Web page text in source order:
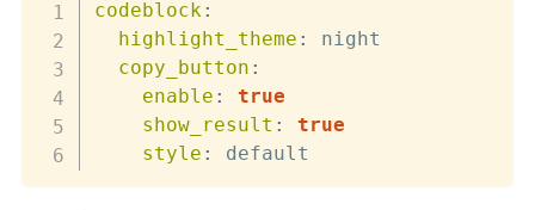
codeblock:
highlight_theme :
night
copy_button :
enable :
true
show_result :
true
style : default